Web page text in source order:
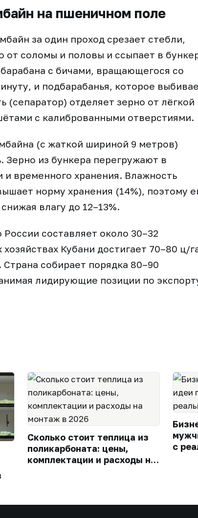
на пшеничном поле
за один проход срезает стебли,
от соломы и половы и ссыпает в
с бичами, вращающегося со
и подбарабанья, которое
(сепаратор) отделяет зерно от лёгкой
с калиброванными отверстиями.
(с жаткой шириной 9 метров)
Зерно из бункера перегружают в
и временного хранения. Влажность
норму хранения (14%), поэтому
влагу до 12–13%.
составляет около 30–32
Кубани достигает 70–80 ц/
собирает порядка 80–90
лидирующие позиции по
Сколько стоит теплица из
поликарбоната: цены,
комплектации и расходы на
с